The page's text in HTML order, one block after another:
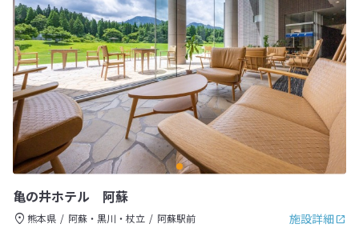
亀の井ホテル 阿蘇
施設詳細
熊本県 阿蘇・黒川・杖立
阿蘇駅前